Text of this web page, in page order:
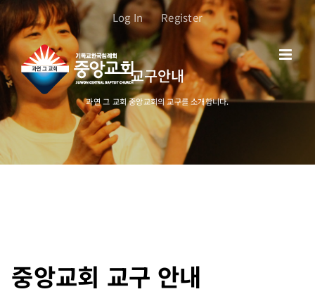
콘
텐
츠
로
건
너
기
Log In Register
교구안내
과연 그 교회 중앙교회의 교구를 소개합니다.
중앙교회 교구 안내